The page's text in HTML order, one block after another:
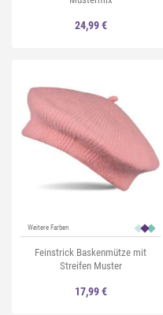
24,99 €
Weitere Farben
Feinstrick Baskenmütze mit
Streifen Muster
17,99 €